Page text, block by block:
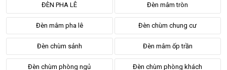
2.4. Lắp đặt an toàn, chắc chắn
Một điều mà bạn có thể hoàn toàn yên tâm khi sử dung cũng
ĐÈN PHA LÊ Đèn mâm tròn
Đèn mâm pha lê Đèn chùm chung cư
Đèn chùm sảnh Đèn mâm ốp trần
Đèn chùm phòng ngủ Đèn chùm phòng khách